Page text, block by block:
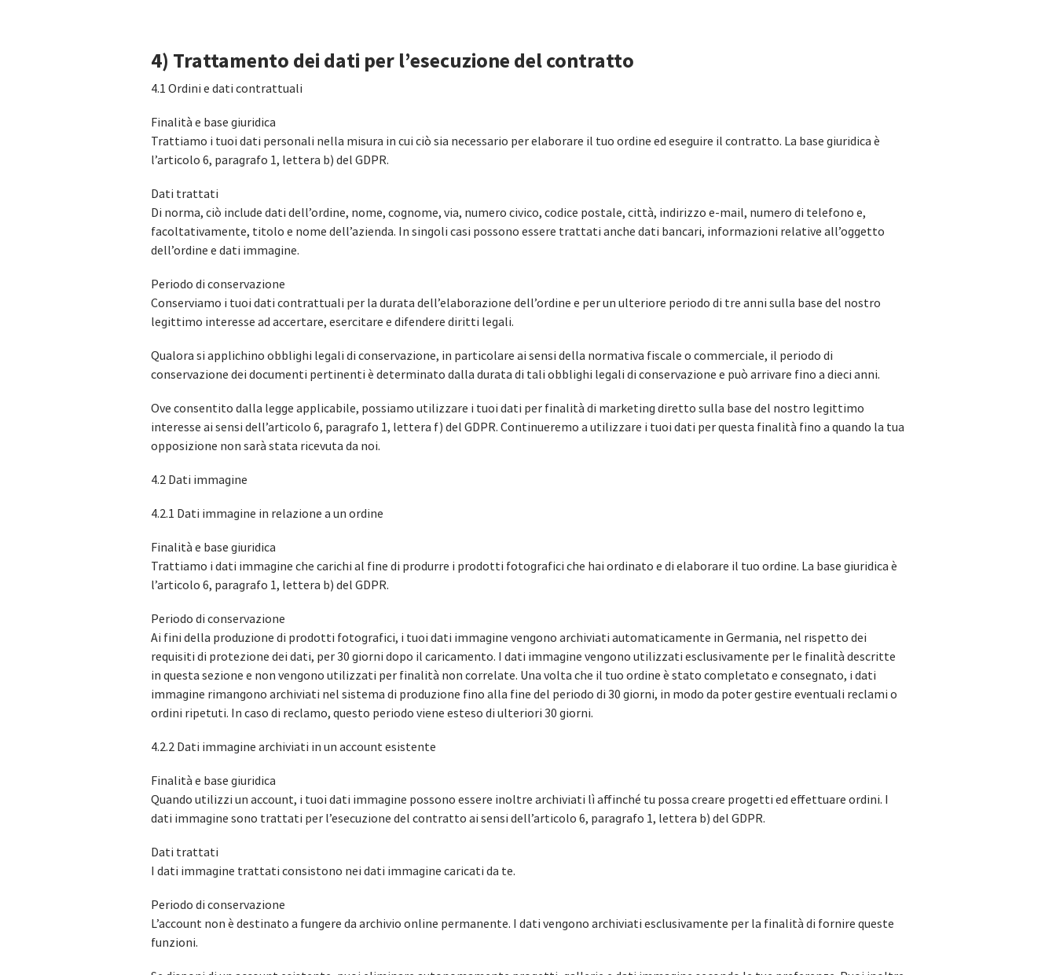
4) Trattamento dei dati per l’esecuzione del contratto
4.1 Ordini e dati contrattuali
Finalità e base giuridica
Trattiamo i tuoi dati personali nella misura in cui ciò sia necessario per elaborare il tuo ordine ed eseguire il contratto. La base giuridica è
l’articolo 6, paragrafo 1, lettera b) del GDPR.
Dati trattati
Di norma, ciò include dati dell’ordine, nome, cognome, via, numero civico, codice postale, città, indirizzo e-mail, numero di telefono e,
facoltativamente, titolo e nome dell’azienda. In singoli casi possono essere trattati anche dati bancari, informazioni relative all’oggetto
dell’ordine e dati immagine.
Periodo di conservazione
Conserviamo i tuoi dati contrattuali per la durata dell’elaborazione dell’ordine e per un ulteriore periodo di tre anni sulla base del nostro
legittimo interesse ad accertare, esercitare e difendere diritti legali.
Qualora si applichino obblighi legali di conservazione, in particolare ai sensi della normativa fiscale o commerciale, il periodo di
conservazione dei documenti pertinenti è determinato dalla durata di tali obblighi legali di conservazione e può arrivare fino a dieci anni.
Ove consentito dalla legge applicabile, possiamo utilizzare i tuoi dati per finalità di marketing diretto sulla base del nostro legittimo
interesse ai sensi dell’articolo 6, paragrafo 1, lettera f) del GDPR. Continueremo a utilizzare i tuoi dati per questa finalità fino a quando la tua
opposizione non sarà stata ricevuta da noi.
4.2 Dati immagine
4.2.1 Dati immagine in relazione a un ordine
Finalità e base giuridica
Trattiamo i dati immagine che carichi al fine di produrre i prodotti fotografici che hai ordinato e di elaborare il tuo ordine. La base giuridica è
l’articolo 6, paragrafo 1, lettera b) del GDPR.
Periodo di conservazione
Ai fini della produzione di prodotti fotografici, i tuoi dati immagine vengono archiviati automaticamente in Germania, nel rispetto dei
requisiti di protezione dei dati, per 30 giorni dopo il caricamento. I dati immagine vengono utilizzati esclusivamente per le finalità descritte
in questa sezione e non vengono utilizzati per finalità non correlate. Una volta che il tuo ordine è stato completato e consegnato, i dati
immagine rimangono archiviati nel sistema di produzione fino alla fine del periodo di 30 giorni, in modo da poter gestire eventuali reclami o
ordini ripetuti. In caso di reclamo, questo periodo viene esteso di ulteriori 30 giorni.
4.2.2 Dati immagine archiviati in un account esistente
Finalità e base giuridica
Quando utilizzi un account, i tuoi dati immagine possono essere inoltre archiviati lì affinché tu possa creare progetti ed effettuare ordini. I
dati immagine sono trattati per l’esecuzione del contratto ai sensi dell’articolo 6, paragrafo 1, lettera b) del GDPR.
Dati trattati
I dati immagine trattati consistono nei dati immagine caricati da te.
Periodo di conservazione
L’account non è destinato a fungere da archivio online permanente. I dati vengono archiviati esclusivamente per la finalità di fornire queste
funzioni.